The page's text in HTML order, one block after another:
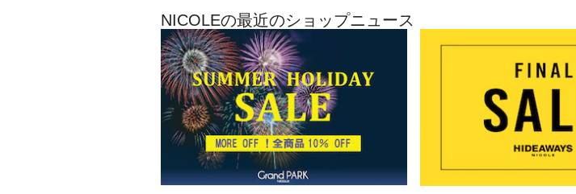
NICOLEの最近のショップニュース